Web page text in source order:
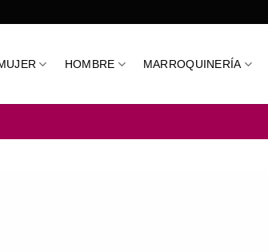
HOMBRE MARROQUINERÍA